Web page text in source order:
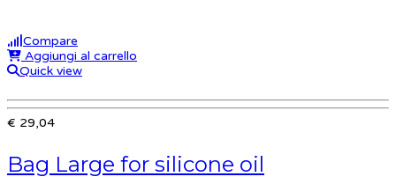
Compare
Aggiungi al carrello
Quick view
€ 29,04
Bag Large for silicone oil